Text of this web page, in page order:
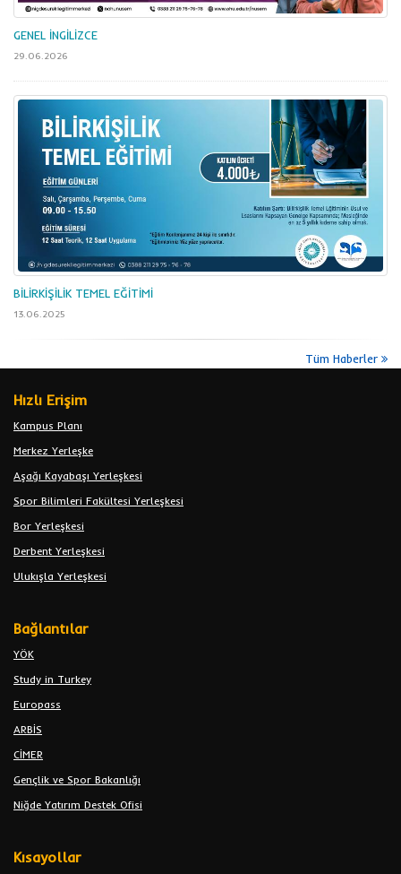
GENEL İNGİLİZCE
29.06.2026
BİLİRKİŞİLİK TEMEL EĞİTİMİ
13.06.2025
Tüm Haberler
Hızlı Erişim
Kampus Planı
Merkez Yerleşke
Aşağı Kayabaşı Yerleşkesi
Spor Bilimleri Fakültesi Yerleşkesi
Bor Yerleşkesi
Derbent Yerleşkesi
Ulukışla Yerleşkesi
Bağlantılar
YÖK
Study in Turkey
Europass
ARBİS
CİMER
Gençlik ve Spor Bakanlığı
Niğde Yatırım Destek Ofisi
Kısayollar